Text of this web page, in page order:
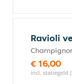
Ravioli
€ 16,00
incl. statiegeld